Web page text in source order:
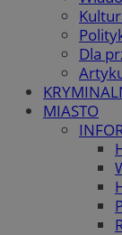
Dla
MIASTO